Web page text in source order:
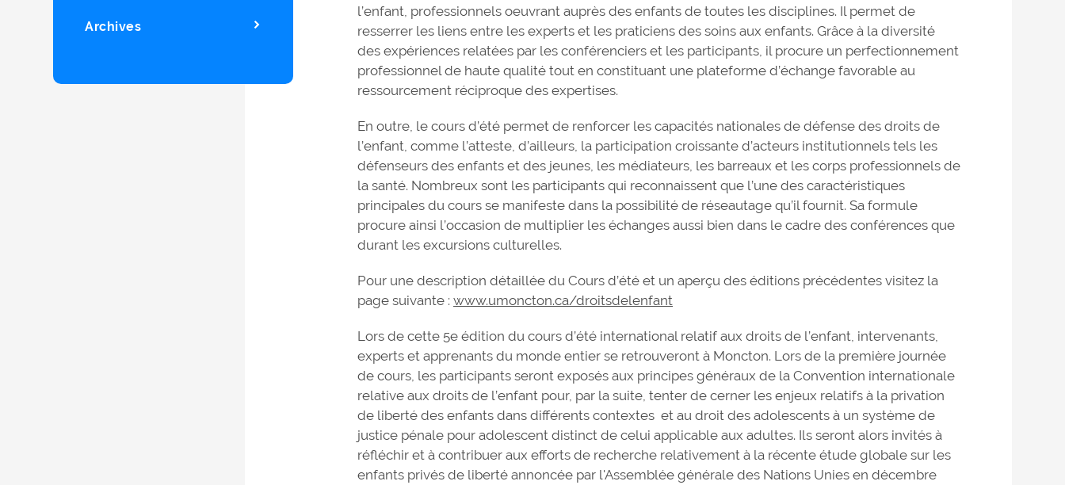
Archives
l’enfant, professionnels oeuvrant auprès des enfants de toutes les disciplines. Il permet de
resserrer les liens entre les experts et les praticiens des soins aux enfants. Grâce à la diversité
des expériences relatées par les conférenciers et les participants, il procure un perfectionnement
professionnel de haute qualité tout en constituant une plateforme d’échange favorable au
ressourcement réciproque des expertises.
En outre, le cours d’été permet de renforcer les capacités nationales de défense des droits de
l’enfant, comme l’atteste, d’ailleurs, la participation croissante d’acteurs institutionnels tels les
défenseurs des enfants et des jeunes, les médiateurs, les barreaux et les corps professionnels de
la santé. Nombreux sont les participants qui reconnaissent que l’une des caractéristiques
principales du cours se manifeste dans la possibilité de réseautage qu’il fournit. Sa formule
procure ainsi l’occasion de multiplier les échanges aussi bien dans le cadre des conférences que
durant les excursions culturelles.
Pour une description détaillée du Cours d’été et un aperçu des éditions précédentes visitez la
page suivante :www.umoncton.ca/droitsdelenfant
Lors de cette 5e édition du cours d’été international relatif aux droits de l’enfant, intervenants,
experts et apprenants du monde entier se retrouveront à Moncton. Lors de la première journée
de cours, les participants seront exposés aux principes généraux de la Convention internationale
relative aux droits de l’enfant pour, par la suite, tenter de cerner les enjeux relatifs à la privation
de liberté des enfants dans différents contextes et au droit des adolescents à un système de
justice pénale pour adolescent distinct de celui applicable aux adultes. Ils seront alors invités à
réfléchir et à contribuer aux efforts de recherche relativement à la récente étude globale sur les
enfants privés de liberté annoncée par l'Assemblée générale des Nations Unies en décembre